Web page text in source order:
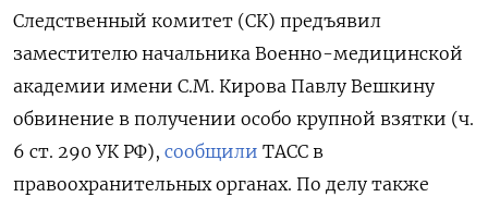
Следственный комитет (СК) предъявил
заместителю начальника Военно-медицинской
академии имени С.М. Кирова Павлу Вешкину
обвинение в получении особо крупной взятки (ч.
6 ст. 290 УК РФ), сообщили ТАСС в
правоохранительных органах. По делу также